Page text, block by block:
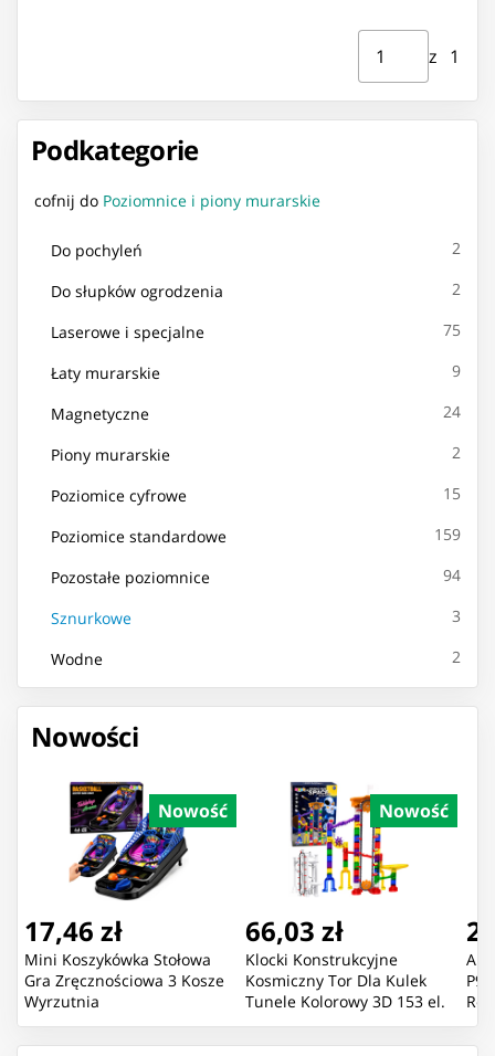
Podkategorie
cofnij do Poziomnice i piony murarskie
Do pochyleń 2
Do słupków ogrodzenia 2
Laserowe i specjalne 75
Łaty murarskie 9
Magnetyczne 24
Piony murarskie 2
Poziomice cyfrowe 15
Poziomice standardowe 159
Pozostałe poziomnice 94
Sznurkowe 3
Wodne 2
Nowości
Nowość
17,46 zł
Mini Koszykówka Stołowa
Gra Zręcznościowa 3 Kosze
Wyrzutnia
Nowość
66,03 zł
Klocki Konstrukcyjne
Kosmiczny Tor Dla Kulek
Tunele Kolorowy 3D 153 el.
Strona ⁨1⁩ z ⁨1⁩
z ⁨1⁩
Przejdź do strony